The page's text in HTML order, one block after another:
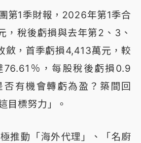
第1季財報，2026年第1季合
，稅後虧損與去年第2、3、
斂，首季虧損4,413萬元，較
76.61％，每股稅後虧損0.9
否有機會轉虧為盈？築間回
目標努力」。
推動「海外代理」、「名廚